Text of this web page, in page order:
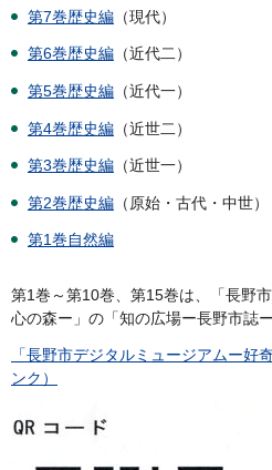
第7巻歴史編 （現代）
第6巻歴史編 （近代二）
第5巻歴史編 （近代一）
第4巻歴史編 （近世二）
第3巻歴史編 （近世一）
第2巻歴史編 （原始・古代・中世）
第1巻自然編
第1巻～第10巻、第15巻は、「長野
心の森ー」の「知の広場ー長野市誌
「長野市デジタルミュージアムー好
ンク）